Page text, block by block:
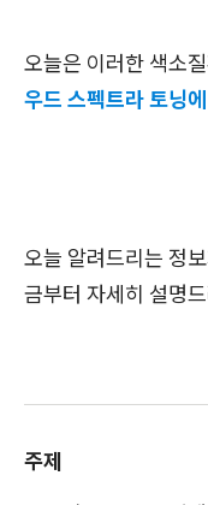
오늘은 이러한 색소
우드 스펙트라 토닝
오늘 알려드리는 정
금부터 자세히 설명
주제